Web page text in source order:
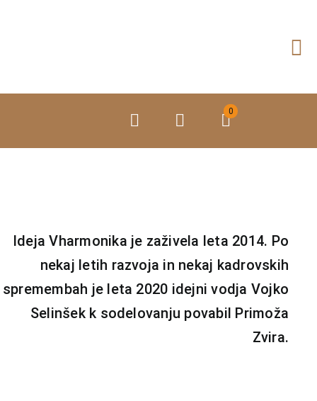
0
Ideja Vharmonika je zaživela leta 2014. Po
nekaj letih razvoja in nekaj kadrovskih
spremembah je leta 2020 idejni vodja Vojko
Selinšek k sodelovanju povabil Primoža
Zvira.